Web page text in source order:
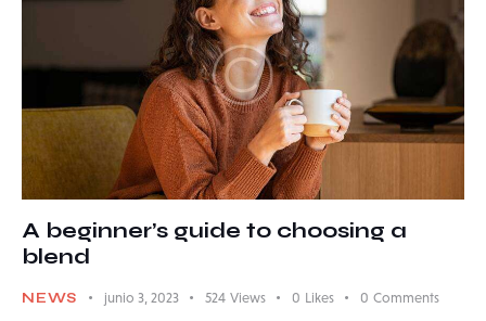
A beginner’s guide to choosing a
blend
NEWS junio 3, 2023 524 Views 0 Likes 0 Comments